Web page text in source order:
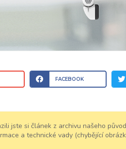
FACEBOOK
jste si článek z archivu našeho
a technické vady (chybějící